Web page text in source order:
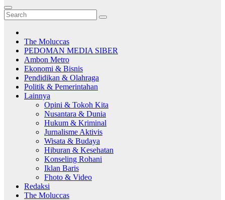
The Moluccas
PEDOMAN MEDIA SIBER
Ambon Metro
Ekonomi & Bisnis
Pendidikan & Olahraga
Politik & Pemerintahan
Lainnya
Opini & Tokoh Kita
Nusantara & Dunia
Hukum & Kriminal
Jurnalisme Aktivis
Wisata & Budaya
Hiburan & Kesehatan
Konseling Rohani
Iklan Baris
Fhoto & Video
Redaksi
The Moluccas